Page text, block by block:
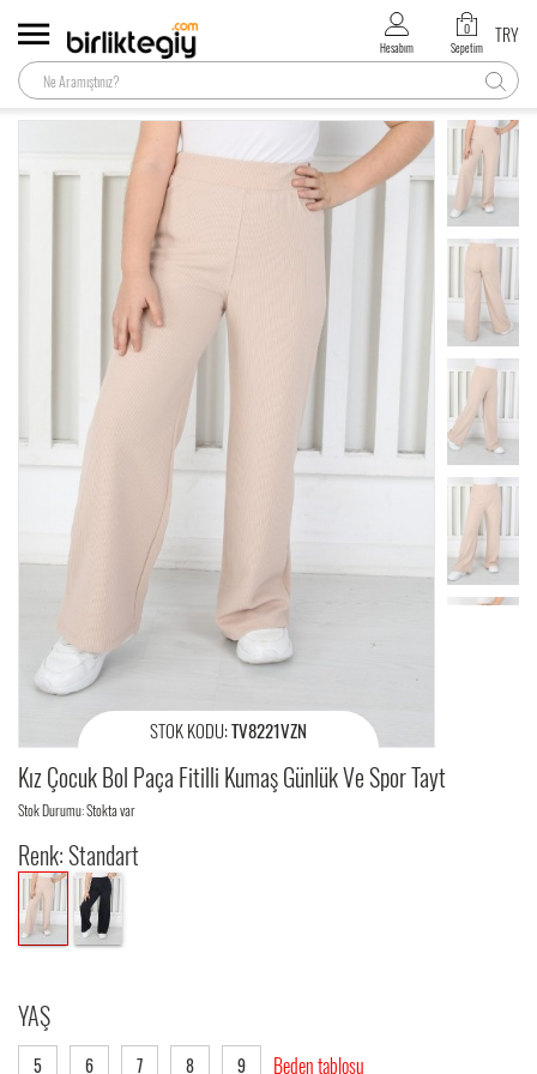
Hesabım
0
Sepetim
TRY
STOK KODU:TV8221VZN
Kız Çocuk Bol Paça Fitilli Kumaş Günlük Ve Spor Tayt
Stok Durumu: Stokta var
Renk: Standart
YAŞ
5 6 7 8 9 Beden tablosu